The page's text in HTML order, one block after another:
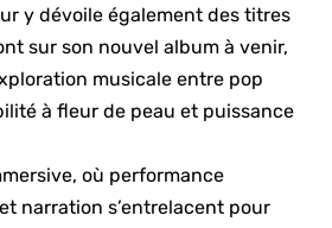
y dévoile également des titres
sur son nouvel album à venir,
musicale entre pop
à fleur de peau et puissance
où performance
narration s’entrelacent pour